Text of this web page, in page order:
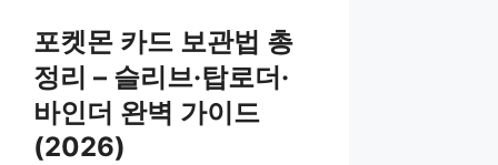
포켓몬 카드 보관법 총
정리 – 슬리브·탑로더·
바인더 완벽 가이드
(2026)